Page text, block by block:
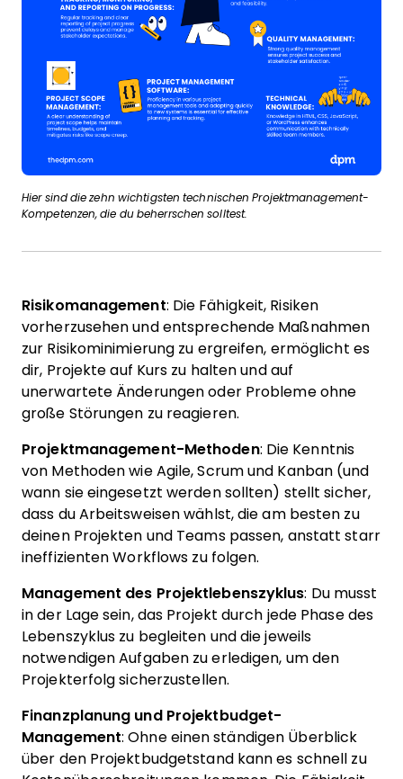
Hier sind die zehn wichtigsten technischen Projektmanagement-
Kompetenzen, die du beherrschen solltest.
Risikomanagement: Die Fähigkeit, Risiken
vorherzusehen und entsprechende Maßnahmen
zur Risikominimierung zu ergreifen, ermöglicht es
dir, Projekte auf Kurs zu halten und auf
unerwartete Änderungen oder Probleme ohne
große Störungen zu reagieren.
Projektmanagement-Methoden: Die Kenntnis
von Methoden wie Agile, Scrum und Kanban (und
wann sie eingesetzt werden sollten) stellt sicher,
dass du Arbeitsweisen wählst, die am besten zu
deinen Projekten und Teams passen, anstatt starr
ineffizienten Workflows zu folgen.
Management des Projektlebenszyklus: Du musst
in der Lage sein, das Projekt durch jede Phase des
Lebenszyklus zu begleiten und die jeweils
notwendigen Aufgaben zu erledigen, um den
Projekterfolg sicherzustellen.
Finanzplanung und Projektbudget-
Management: Ohne einen ständigen Überblick
über den Projektbudgetstand kann es schnell zu